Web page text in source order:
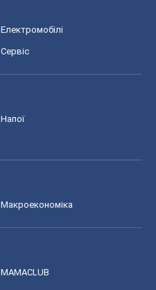
Електромобілі
Сервіс
Напої
Макроекономіка
MAMACLUB